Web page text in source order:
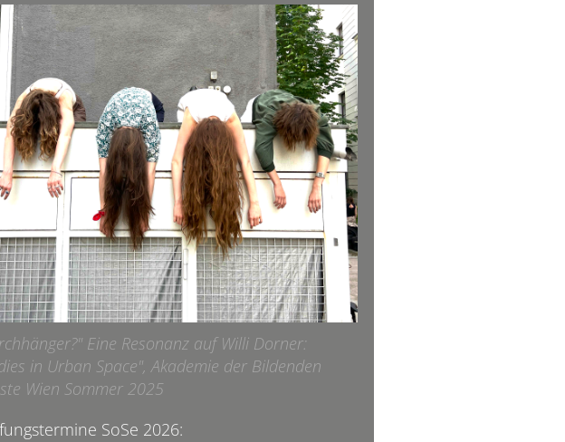
Eine Resonanz auf Willi Dorner:
in Urban Space", Akademie der Bildenden
Wien Sommer 2025
SoSe 2026: